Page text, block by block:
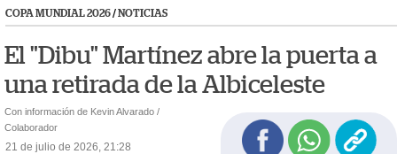
COPA MUNDIAL 2026/NOTICIAS
El "Dibu" Martínez abre la puerta a
una retirada de la Albiceleste
Con información de Kevin Alvarado /
Colaborador
21 de julio de 2026, 21:28